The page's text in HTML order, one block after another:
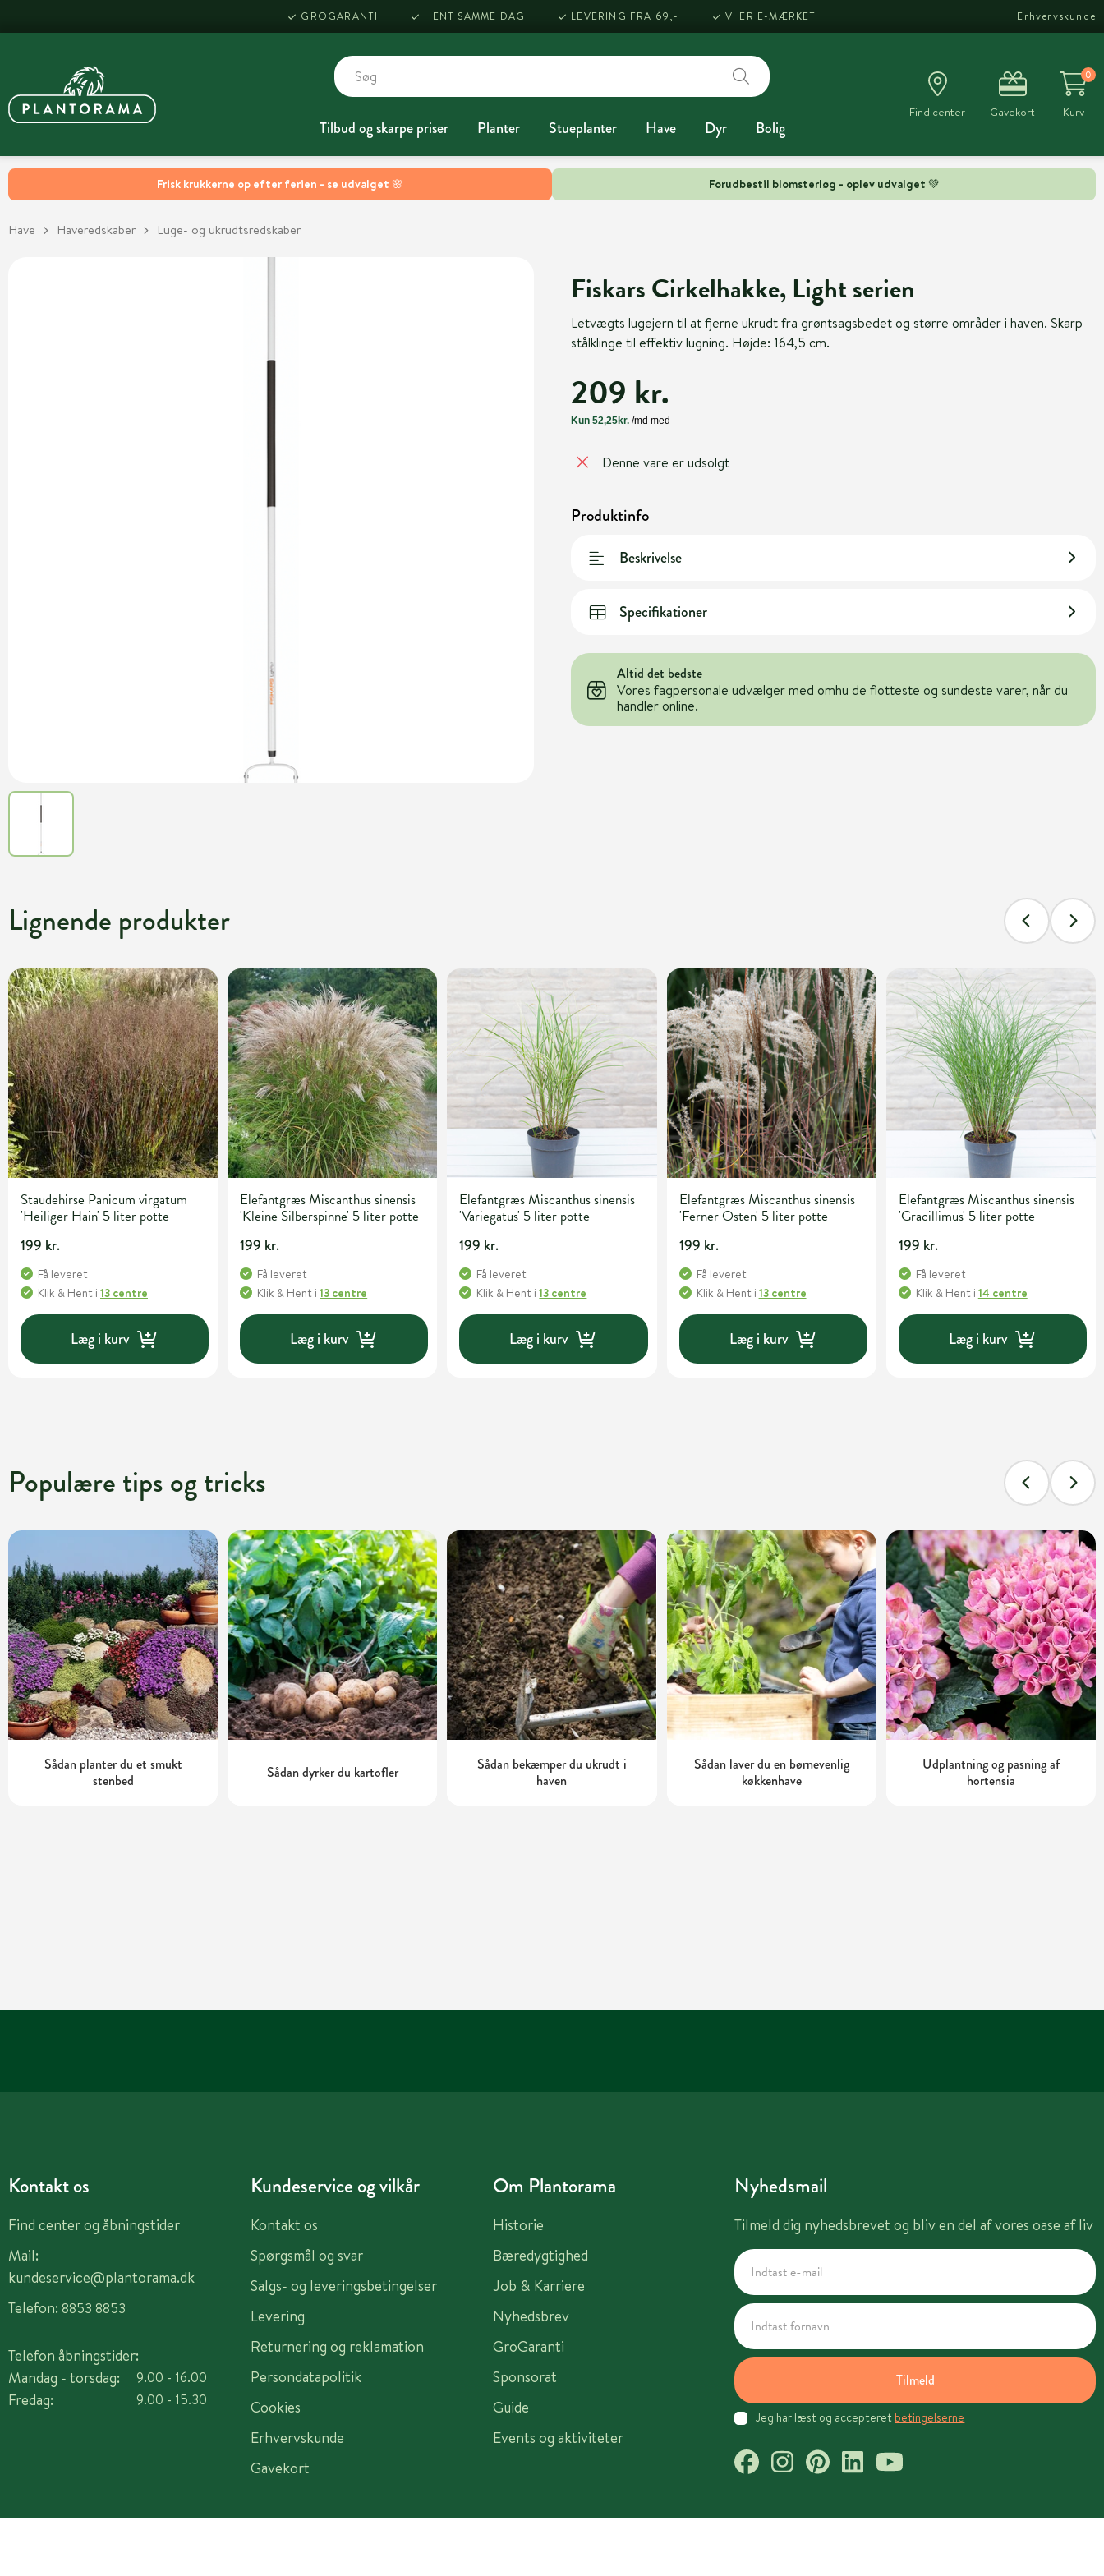
Frisk krukkerne op efter ferien - se udvalget 🌸 Forudbestil blomsterløg - oplev udvalget 💚
GROGARANTI HENT SAMME DAG LEVERING FRA 69,- VI ER E-MÆRKET Erhvervskunde
Tilbud og skarpe priser Planter Stueplanter Have Dyr Bolig
Find center Gavekort
0
Kurv
Have Haveredskaber Luge- og ukrudtsredskaber
Fiskars Cirkelhakke, Light serien
Letvægts lugejern til at fjerne ukrudt fra grøntsagsbedet og større områder i haven. Skarp
stålklinge til effektiv lugning. Højde: 164,5 cm.
209 kr.
Denne vare er udsolgt
Produktinfo
Beskrivelse
Specifikationer
Altid det bedste
Vores fagpersonale udvælger med omhu de flotteste og sundeste varer, når du
handler online.
Lignende produkter
Staudehirse Panicum virgatum
'Heiliger Hain' 5 liter potte
199 kr.
Få leveret
Klik & Hent i 13 centre
Læg i kurv
Elefantgræs Miscanthus sinensis
'Kleine Silberspinne' 5 liter potte
199 kr.
Få leveret
Klik & Hent i13 centre
Læg i kurv
Elefantgræs Miscanthus sinensis
'Variegatus' 5 liter potte
199 kr.
Få leveret
Klik & Hent i13 centre
Læg i kurv
Elefantgræs Miscanthus sinensis
'Ferner Osten' 5 liter potte
199 kr.
Få leveret
Klik & Hent i 13 centre
Læg i kurv
Elefantgræs Miscanthus sinensis
'Gracillimus' 5 liter potte
199 kr.
Få leveret
Klik & Hent i 14 centre
Læg i kurv
Populære tips og tricks
Sådan planter du et smukt
stenbed
Sådan dyrker du kartofler
Sådan bekæmper du ukrudt i
haven
Sådan laver du en børnevenlig
køkkenhave
Udplantning og pasning af
hortensia
Kontakt os
Find center og åbningstider
Mail:
kundeservice@plantorama.dk
Telefon: 8853 8853
Telefon åbningstider:
Mandag - torsdag:
Fredag:
9.00 - 16.00
9.00 - 15.30
Kundeservice og vilkår
Kontakt os
Spørgsmål og svar
Salgs- og leveringsbetingelser
Levering
Returnering og reklamation
Persondatapolitik
Cookies
Erhvervskunde
Gavekort
Om Plantorama
Historie
Bæredygtighed
Job & Karriere
Nyhedsbrev
GroGaranti
Sponsorat
Guide
Events og aktiviteter
Nyhedsmail
Tilmeld dig nyhedsbrevet og bliv en del af vores oase af liv
Tilmeld
Jeg har læst og accepteret betingelserne